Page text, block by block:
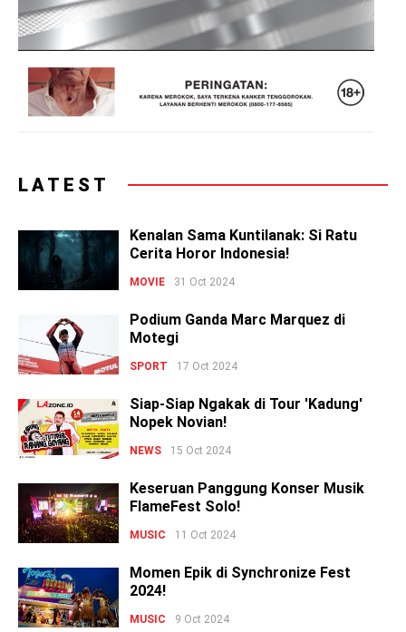
LATEST
Kenalan Sama Kuntilanak: Si Ratu
Cerita Horor Indonesia!
MOVIE 31 Oct 2024
Podium Ganda Marc Marquez di
Motegi
SPORT 17 Oct 2024
Siap-Siap Ngakak di Tour 'Kadung'
Nopek Novian!
NEWS 15 Oct 2024
Keseruan Panggung Konser Musik
FlameFest Solo!
MUSIC 11 Oct 2024
Momen Epik di Synchronize Fest
2024!
MUSIC 9 Oct 2024